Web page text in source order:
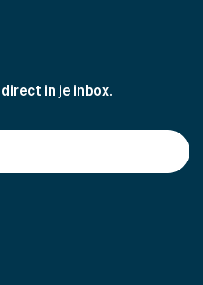
in je inbox.